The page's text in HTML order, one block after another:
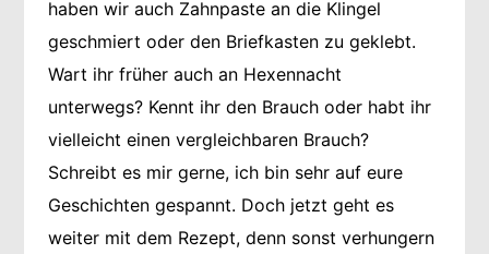
haben wir auch Zahnpaste an die Klingel
geschmiert oder den Briefkasten zu geklebt.
Wart ihr früher auch an Hexennacht
unterwegs? Kennt ihr den Brauch oder habt ihr
vielleicht einen vergleichbaren Brauch?
Schreibt es mir gerne, ich bin sehr auf eure
Geschichten gespannt. Doch jetzt geht es
weiter mit dem Rezept, denn sonst verhungern